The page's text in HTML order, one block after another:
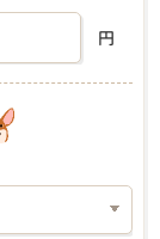
円